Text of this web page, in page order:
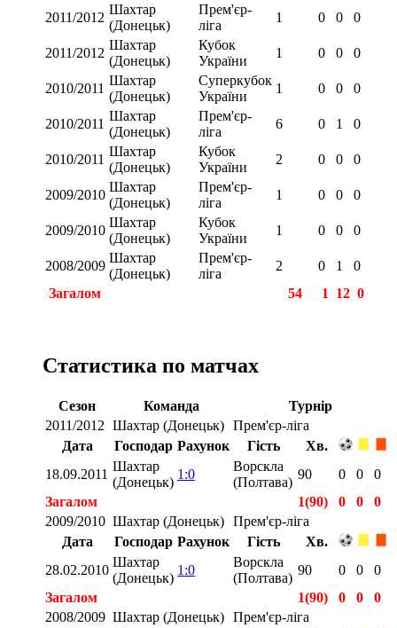
2011/2012
Шахтар
(Донецьк)
Прем'єр-
ліга
1 0 0 0
2011/2012
Шахтар
(Донецьк)
Кубок
України
1 0 0 0
2010/2011
Шахтар
(Донецьк)
Суперкубок
України
1 0 0 0
2010/2011
Шахтар
(Донецьк)
Прем'єр-
ліга
6 0 1 0
2010/2011
Шахтар
(Донецьк)
Кубок
України
2 0 0 0
2009/2010
Шахтар
(Донецьк)
Прем'єр-
ліга
1 0 0 0
2009/2010
Шахтар
(Донецьк)
Кубок
України
1 0 0 0
2008/2009
Шахтар
(Донецьк)
Прем'єр-
ліга
2 0 1
0
Загалом
54 1 12 0
Статистика по матчах
Сезон Команда
Турнір
2011/2012 Шахтар (Донецьк) Прем'єр-ліга
Дата
Господар Рахунок Гість
Хв.
18.09.2011
Шахтар
(Донецьк)
1:0
Ворскла
(Полтава)
90 0 0
0
Загалом
1(90) 0 0
0
2009/2010 Шахтар (Донецьк) Прем'єр-ліга
Дата
Господар Рахунок Гість
Хв.
28.02.2010
Шахтар
(Донецьк)
1:0
Ворскла
(Полтава)
90 0 0
0
Загалом
1(90) 0 0
0
2008/2009 Шахтар (Донецьк) Прем'єр-ліга